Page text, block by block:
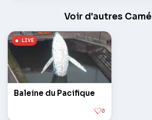
Voir d'autres
Baleine du Pacifique
0